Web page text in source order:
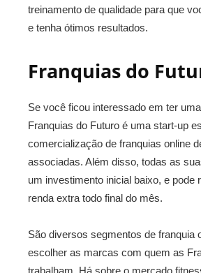
treinamento de qualidade para que
e tenha ótimos resultados.
Franquias do
Se você ficou interessado em ter
Franquias do Futuro é uma start-up
comercialização de franquias online
associadas. Além disso, todas as
um investimento inicial baixo, e pode
renda extra todo final do mês.
São diversos segmentos de franquia
escolher as marcas com quem as
trabalham. Há sobre o mercado